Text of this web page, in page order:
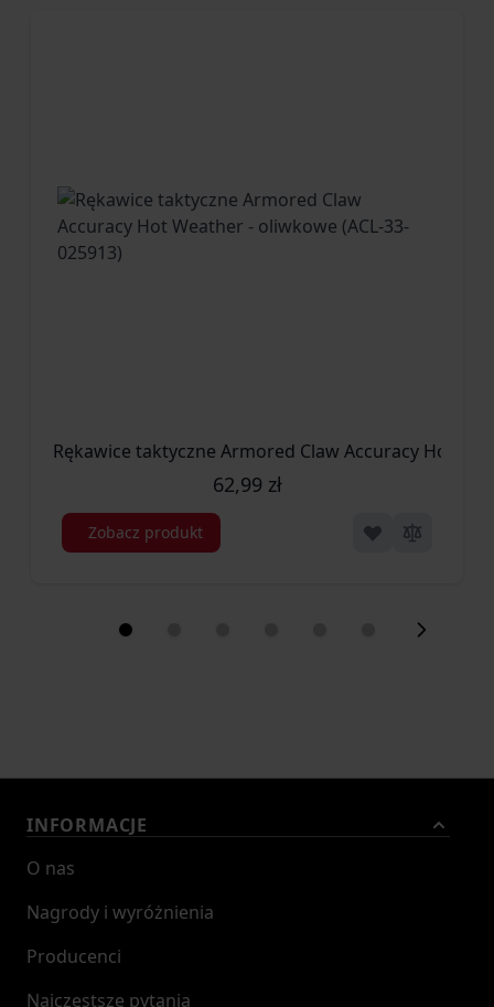
Rękawice taktyczne Armored Claw Accuracy Hot
62,99 zł
Zobacz produkt
INFORMACJE
O nas
Nagrody i wyróżnienia
Producenci
Najczęstsze pytania